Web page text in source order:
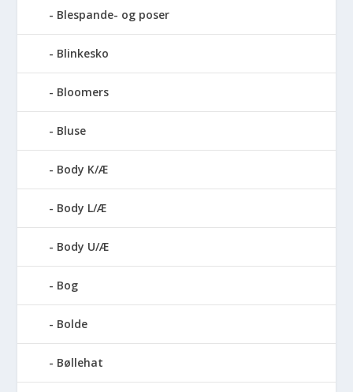
Blespande- og poser
Blinkesko
Bloomers
Bluse
Body K/Æ
Body L/Æ
Body U/Æ
Bog
Bolde
Bøllehat